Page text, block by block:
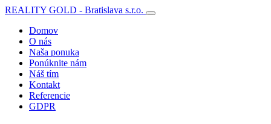
REALITY GOLD - Bratislava s.r.o.
Domov
O nás
Naša ponuka
Ponúknite nám
Náš tím
Kontakt
Referencie
GDPR